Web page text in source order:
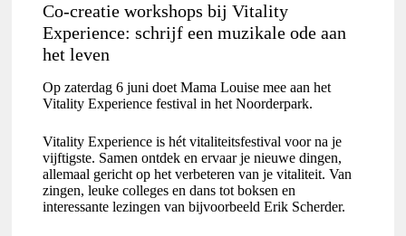
Co-creatie workshops bij Vitality
Experience: schrijf een muzikale ode aan
het leven
Op zaterdag 6 juni doet Mama Louise mee aan het
Vitality Experience festival in het Noorderpark.
Vitality Experience is hét vitaliteitsfestival voor na je
vijftigste. Samen ontdek en ervaar je nieuwe dingen,
allemaal gericht op het verbeteren van je vitaliteit. Van
zingen, leuke colleges en dans tot boksen en
interessante lezingen van bijvoorbeeld Erik Scherder.